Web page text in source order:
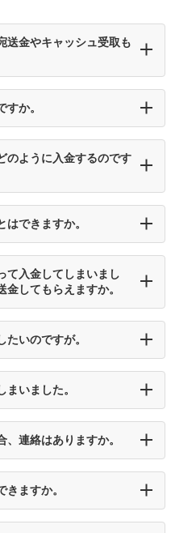
送金やキャッシュ受取も
か。
のように入金するのです
できますか。
て入金してしまいまし
してもらえますか。
いのですが。
いました。
連絡はありますか。
ますか。